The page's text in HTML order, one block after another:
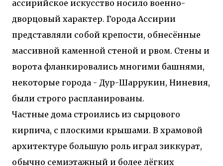
ассирийское искусство носило военно-
дворцовый характер. Города Ассирии
представляли собой крепости, обнесённые
массивной каменной стеной и рвом. Стены и
ворота фланкировались многими башнями,
некоторые города - Дур-Шаррукин, Ниневия,
были строго распланированы.
Частные дома строились из сырцового
кирпича, с плоскими крышами. В храмовой
архитектуре большую роль играл зиккурат,
обычно семиэтажный и более лёгких